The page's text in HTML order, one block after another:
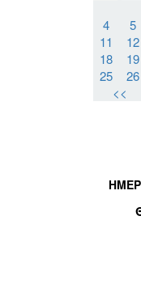
4
5
11
12
18
19
25
26
<<